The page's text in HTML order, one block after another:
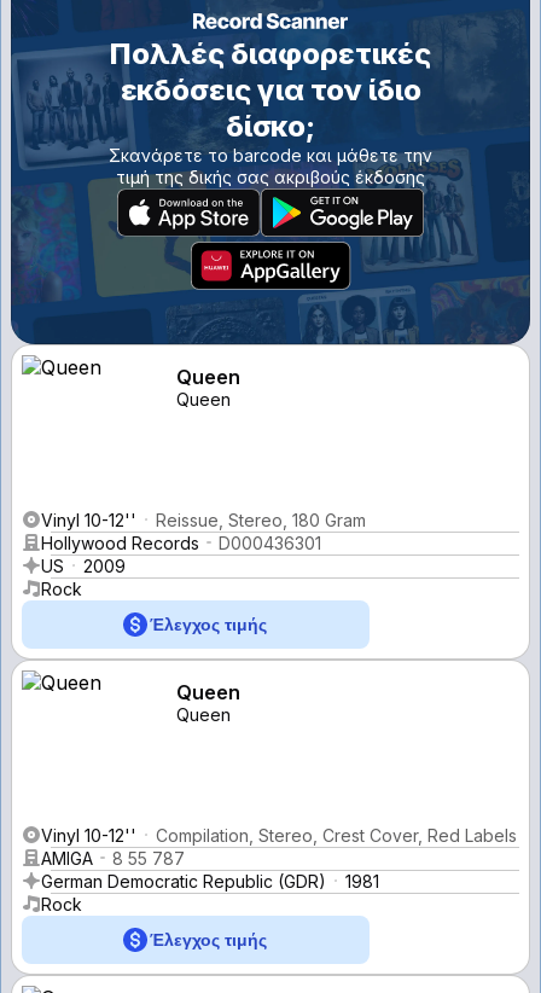
Πολλές διαφορετικές
εκδόσεις για τον ίδιο
δίσκο;
Σκανάρετε το barcode και μάθετε την
τιμή της δικής σας ακριβούς έκδοσης
Queen
Queen
Vinyl 10-12''
Reissue, Stereo, 180 Gram
Hollywood Records
D000436301
US
2009
Rock
Έλεγχος τιμής
Queen
Queen
Vinyl 10-12''
Compilation, Stereo, Crest Cover, Red Labels
AMIGA
8 55 787
German Democratic Republic (GDR)
1981
Rock
Έλεγχος τιμής